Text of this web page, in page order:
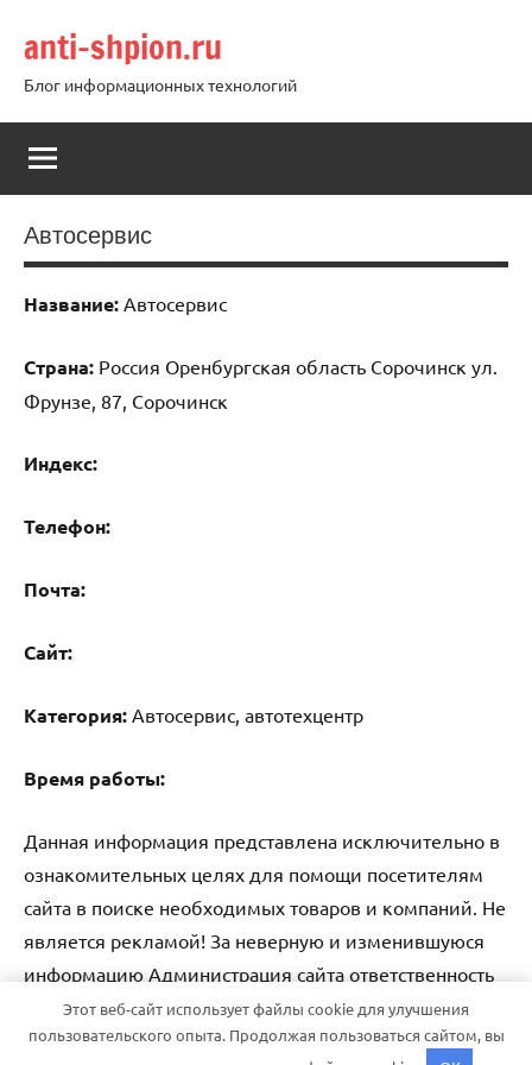
содержимому
anti-shpion.ru
Блог информационных технологий
Автосервис
Название: Автосервис
Страна: Россия Оренбургская область Сорочинск ул.
Фрунзе, 87, Сорочинск
Индекс:
Телефон:
Почта:
Cайт:
Категория: Автосервис, автотехцентр
Время работы:
Данная информация представлена исключительно в
ознакомительных целях для помощи посетителям
сайта в поиске необходимых товаров и компаний. Не
является рекламой! За неверную и изменившуюся
информацию Администрация сайта ответственность
не несет.
Этот веб-сайт использует файлы cookie для улучшения
пользовательского опыта. Продолжая пользоваться сайтом, вы